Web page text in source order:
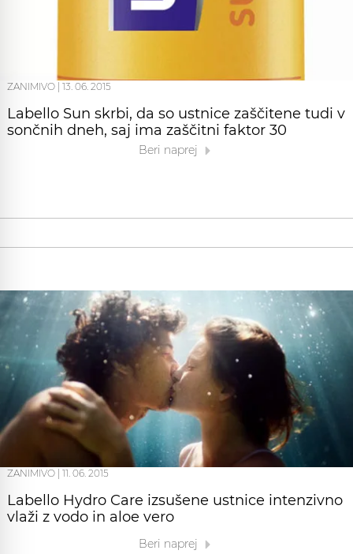
ZANIMIVO 13. 06. 2015
Labello Sun skrbi, da so ustnice zaščitene tudi v
sončnih dneh, saj ima zaščitni faktor 30
Beri naprej
ZANIMIVO | 11. 06. 2015
Labello Hydro Care izsušene ustnice intenzivno
vlaži z vodo in aloe vero
Beri naprej